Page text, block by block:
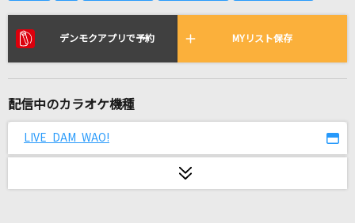
リアルタイムで歌われている曲の一覧
痛いよ
[生音]闘う戦士たちへ愛を込めて
デンモクアプリで予約 MYリスト保存
配信中のカラオケ機種
LIVE DAM WAO!